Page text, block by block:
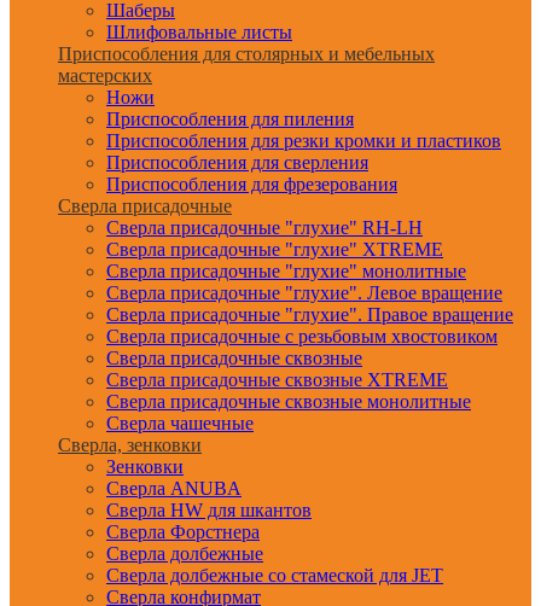
Шаберы
Шлифовальные листы
Приспособления для столярных и мебельных
мастерских
Ножи
Приспособления для пиления
Приспособления для резки кромки и пластиков
Приспособления для сверления
Приспособления для фрезерования
Сверла присадочные
Сверла присадочные "глухие" RH-LH
Сверла присадочные "глухие" XTREME
Сверла присадочные "глухие" монолитные
Сверла присадочные "глухие". Левое вращение
Сверла присадочные "глухие". Правое вращение
Сверла присадочные с резьбовым хвостовиком
Сверла присадочные сквозные
Сверла присадочные сквозные XTREME
Сверла присадочные сквозные монолитные
Сверла чашечные
Сверла, зенковки
Зенковки
Сверла ANUBA
Сверла HW для шкантов
Сверла Форстнера
Сверла долбежные
Сверла долбежные со стамеской для JET
Сверла конфирмат